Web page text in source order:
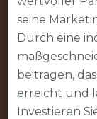
seine
Durch eine
beitragen,
erreicht und
Investieren